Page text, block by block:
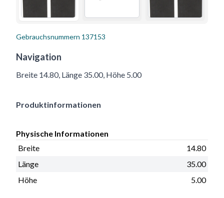
Gebrauchsnummern 137153
Navigation
Breite 14.80, Länge 35.00, Höhe 5.00
Produktinformationen
Physische Informationen
Breite
14.80
Länge
35.00
Höhe
5.00